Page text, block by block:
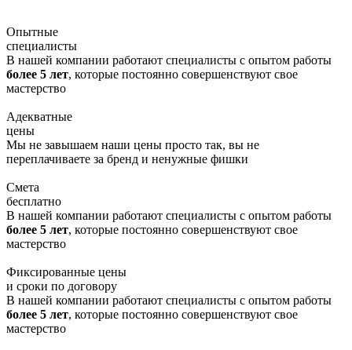
Опытные
специалисты
В нашей компании работают специалисты с опытом работы
более 5 лет, которые постоянно совершенствуют свое
мастерство
Адекватные
цены
Мы не завышаем наши цены просто так, вы не
переплачиваете за бренд и ненужные фишки
Смета
бесплатно
В нашей компании работают специалисты с опытом работы
более 5 лет, которые постоянно совершенствуют свое
мастерство
Фиксированные цены
и сроки по договору
В нашей компании работают специалисты с опытом работы
более 5 лет, которые постоянно совершенствуют свое
мастерство